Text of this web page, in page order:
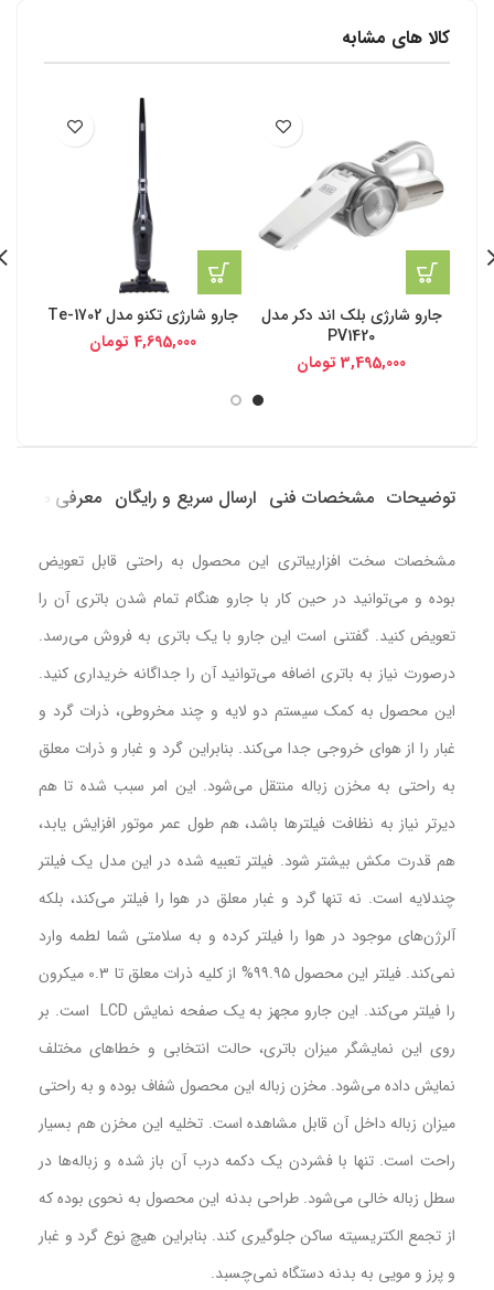
کالا های مشابه
جارو شارژی بلک اند دکر مدل
PV1420
3,495,000 تومان
جارو شارژی تکنو مدل Te-1702
4,695,000 تومان
توضیحات مشخصات فنی ارسال سریع و رایگان معرفی
مشخصات سخت افزاریباتری این محصول به راحتی قابل تعویض
بوده و می‌توانید در حین کار با جارو هنگام تمام شدن باتری آن را
تعویض کنید. گفتنی است این جارو با یک باتری به فروش می‌رسد.
درصورت نیاز به باتری اضافه می‌توانید آن را جداگانه خریداری کنید.
این محصول به کمک سیستم دو لایه و چند مخروطی، ذرات گرد و
غبار را از هوای خروجی جدا می‌کند. بنابراین گرد و غبار و ذرات معلق
به راحتی به مخزن زباله منتقل می‌شود. این امر سبب شده تا هم
دیرتر نیاز به نظافت فیلترها باشد، هم طول عمر موتور افزایش یابد،
هم قدرت مکش بیشتر شود. فیلتر تعبیه شده در این مدل یک فیلتر
چندلایه است. نه تنها گرد و غبار معلق در هوا را فیلتر می‌کند، بلکه
آلرژن‌های موجود در هوا را فیلتر کرده و به سلامتی شما لطمه وارد
نمی‌کند. فیلتر این محصول ۹۹.۹۵% از کلیه ذرات معلق تا ۰.۳ میکرون
را فیلتر می‌کند. این جارو مجهز به یک صفحه نمایش LCD است. بر
روی این نمایشگر میزان باتری، حالت انتخابی و خطاهای مختلف
نمایش داده می‌شود. مخزن زباله این محصول شفاف بوده و به راحتی
میزان زباله داخل آن قابل مشاهده است. تخلیه این مخزن هم بسیار
راحت است. تنها با فشردن یک دکمه درب آن باز شده و زباله‌ها در
سطل زباله خالی می‌شود. طراحی بدنه این محصول به نحوی بوده که
از تجمع الکتریسیته ساکن جلوگیری کند. بنابراین هیچ نوع گرد و غبار
و پرز و مویی به بدنه دستگاه نمی‌چسبد.